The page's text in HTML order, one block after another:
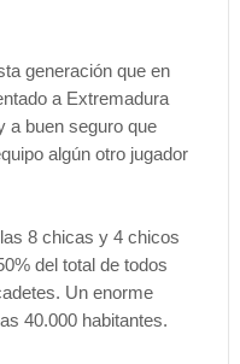
generación que en
a Extremadura
a buen seguro que
algún otro jugador
8 chicas y 4 chicos
del total de todos
Un enorme
40.000 habitantes.